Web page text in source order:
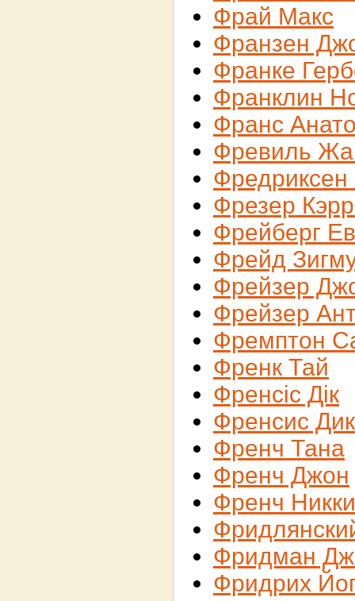
Фрай Макс
Франзен
Франке
Франклин
Франс
Фревиль
Фрезер
Фрейберг
Фрейд
Фрейзер
Фрейзер
Фремптон
Френк Тай
Френсіс Дік
Френсис Дик
Френч Тана
Френч Джон
Френч Никки
Фридман
Фридрих